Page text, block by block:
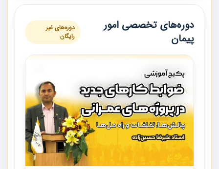
دوره‌های تخصصی امور
پیمان
دوره‌های غیر
رایگان